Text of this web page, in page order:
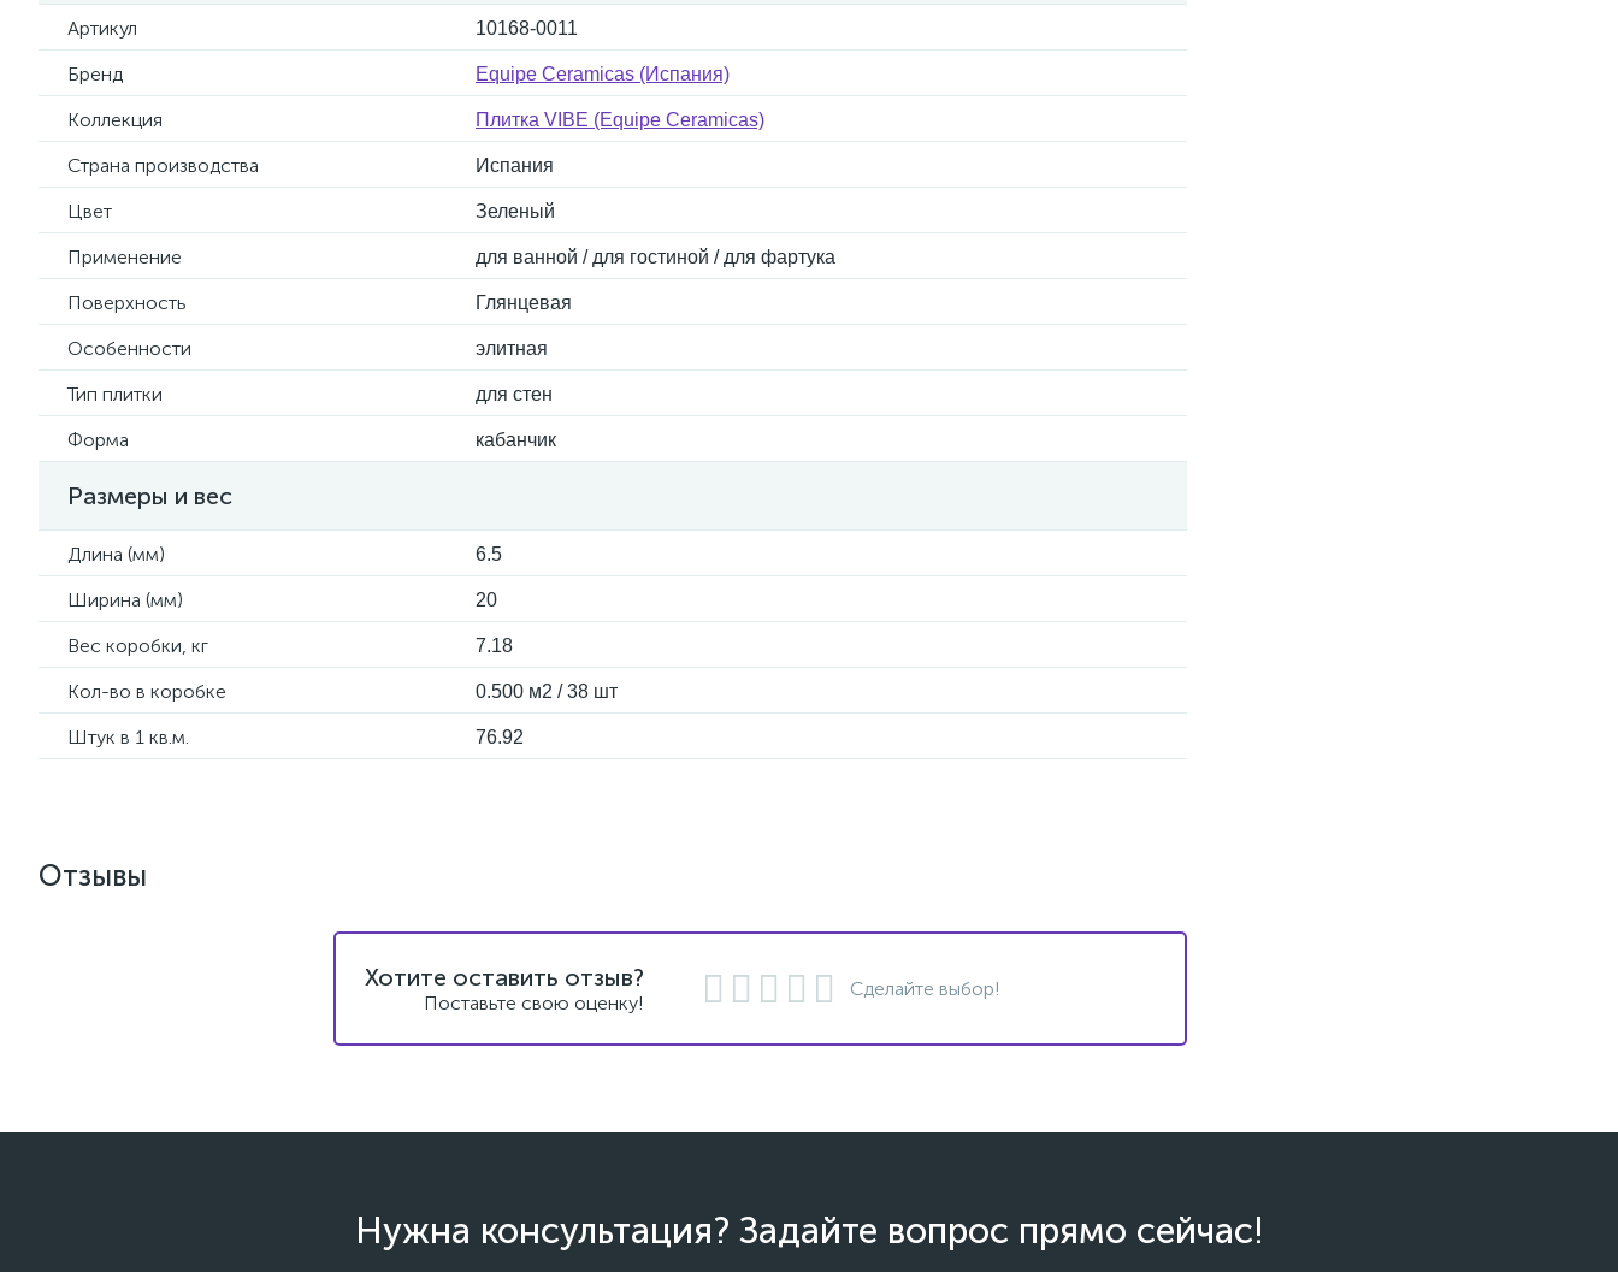
Артикул 10168-0011
Бренд Equipe Ceramicas (Испания)
Коллекция Плитка VIBE (Equipe Ceramicas)
Страна производства Испания
Цвет Зеленый
Применение для ванной / для гостиной / для фартука
Поверхность Глянцевая
Особенности элитная
Тип плитки для стен
Форма кабанчик
Размеры и вес
Длина (мм) 6.5
Ширина (мм) 20
Вес коробки, кг 7.18
Кол-во в коробке 0.500 м2 / 38 шт
Штук в 1 кв.м. 76.92
Отзывы
Хотите оставить отзыв?
Поставьте свою оценку!
Сделайте выбор!
Нужна консультация? Задайте вопрос прямо сейчас!